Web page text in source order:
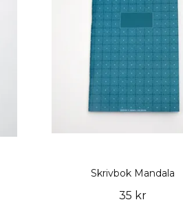
Skrivbok Mandala
35 kr